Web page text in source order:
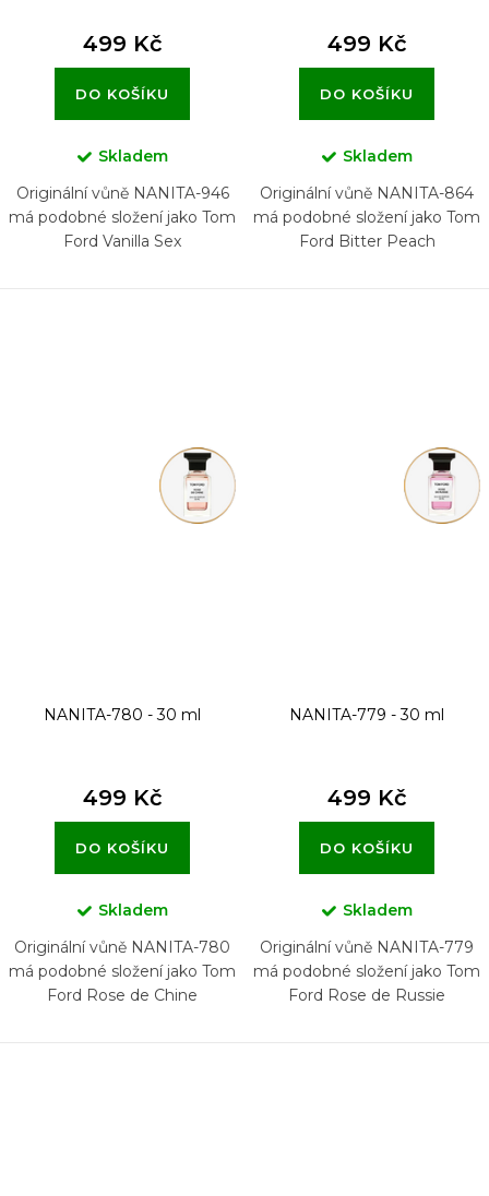
499 Kč
DO KOŠÍKU
Skladem
Originální vůně NANITA-946
má podobné složení jako Tom
Ford Vanilla Sex
499 Kč
DO KOŠÍKU
Skladem
Originální vůně NANITA-864
má podobné složení jako Tom
Ford Bitter Peach
NANITA-780 - 30 ml
499 Kč
DO KOŠÍKU
Skladem
Originální vůně NANITA-780
má podobné složení jako Tom
Ford Rose de Chine
NANITA-779 - 30 ml
499 Kč
DO KOŠÍKU
Skladem
Originální vůně NANITA-779
má podobné složení jako Tom
Ford Rose de Russie